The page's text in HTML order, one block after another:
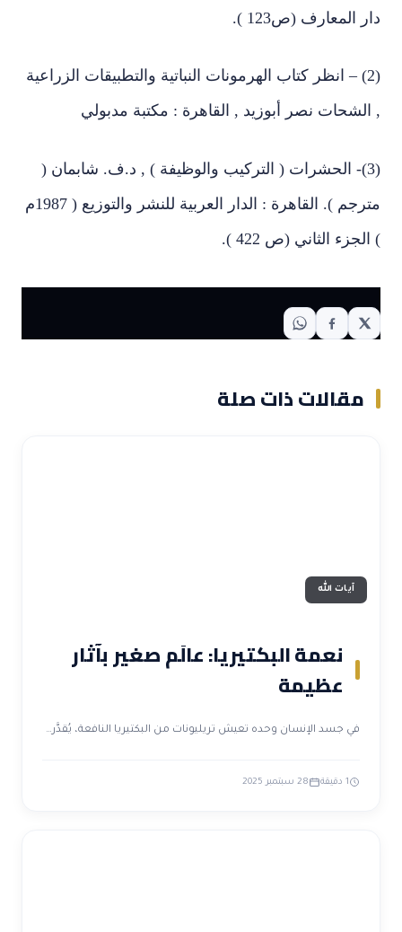
دار المعارف (ص123 ).
(2) – انظر كتاب الهرمونات النباتية والتطبيقات الزراعية
, الشحات نصر أبوزيد , القاهرة : مكتبة مدبولي
(3)- الحشرات ( التركيب والوظيفة ) , د.ف. شابمان (
مترجم ). القاهرة : الدار العربية للنشر والتوزيع ( 1987م
) الجزء الثاني (ص 422 ).
مقالات ذات صلة
آيات الله
نعمة البكتيريا: عالَم صغير بآثار
عظيمة
في جسد الإنسان وحده تعيش تريليونات من البكتيريا النافعة، يُقدَّر…
1 دقيقة 28 سبتمبر 2025